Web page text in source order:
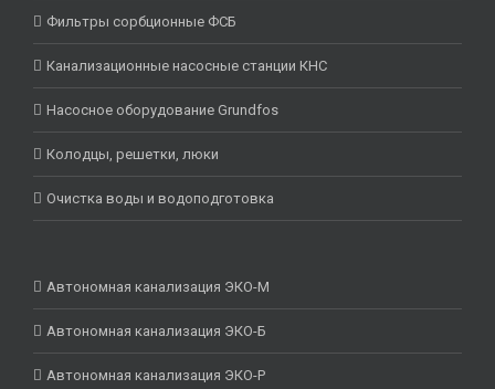
Фильтры сорбционные ФСБ
Канализационные насосные станции КНС
Насосное оборудование Grundfos
Колодцы, решетки, люки
Очистка воды и водоподготовка
Автономная канализация ЭКО-М
Автономная канализация ЭКО-Б
Автономная канализация ЭКО-Р